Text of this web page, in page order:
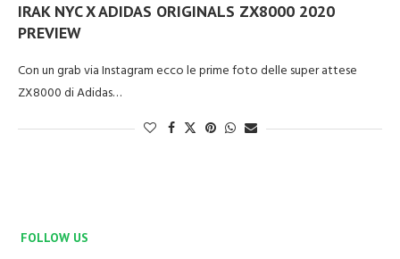
IRAK NYC X ADIDAS ORIGINALS ZX8000 2020
PREVIEW
Con un grab via Instagram ecco le prime foto delle super attese
ZX8000 di Adidas…
FOLLOW US